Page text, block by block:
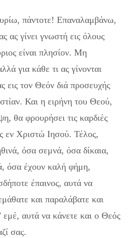
πάντοτε! Επαναλαμβάνω,
ας γίνει γνωστή εις όλους
είναι πλησίον. Μη
για κάθε τι ας γίνονται
εις τον Θεόν διά προσευχής
Και η ειρήνη του Θεού,
θα φρουρήσει τις καρδιές
εν Χριστώ Ιησού. Τέλος,
όσα σεμνά, όσα δίκαια,
όσα έχουν καλή φήμη,
έπαινος, αυτά να
και παραλάβατε και
εμέ, αυτά να κάνετε και ο Θεός
σας.